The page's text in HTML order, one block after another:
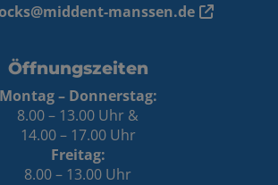
manssen.de
Öffnungszeiten
Montag – Donnerstag:
8.00 – 13.00 Uhr &
14.00 – 17.00 Uhr
Freitag:
8.00 – 13.00 Uhr